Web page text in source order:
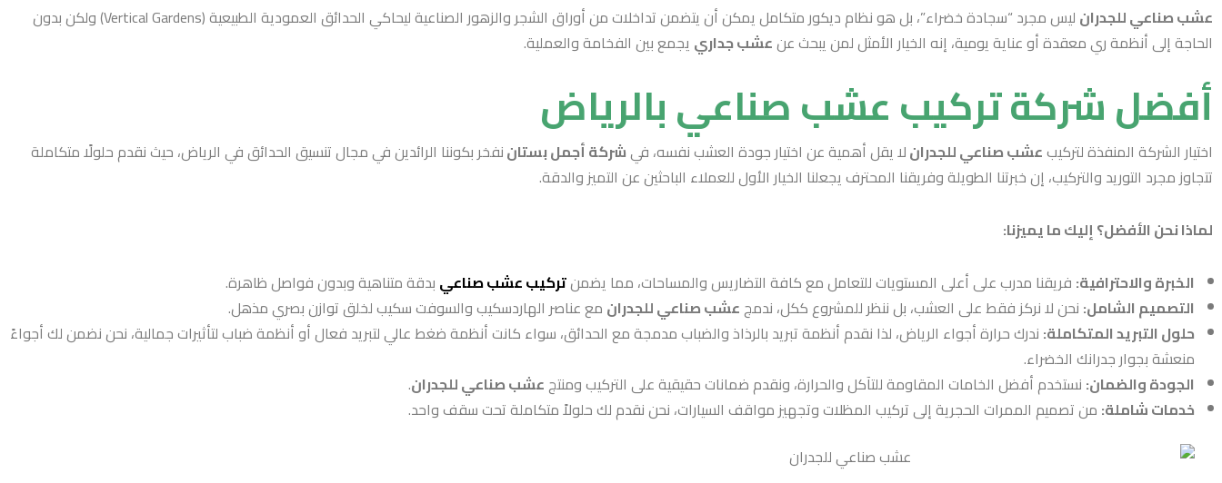
عشب صناعي للجدران
ليس مجرد “سجادة خضراء”، بل هو نظام ديكور متكامل يمكن أن يتضمن تداخلات من أوراق الشجر والزهور الصناعية ليحاكي الحدائق العمودية الطبيعية (Vertical Gardens) ولكن بدون
الحاجة إلى أنظمة ري معقدة أو عناية يومية، إنه الخيار الأمثل لمن يبحث عنعشب جداري يجمع بين الفخامة والعملية.
أفضل شركة تركيب عشب صناعي بالرياض
اختيار الشركة المنفذة لتركيبعشب صناعي للجدرانلا يقل أهمية عن اختيار جودة العشب نفسه، فيشركة أجمل بستاننفخر بكوننا الرائدين في مجال تنسيق الحدائق في الرياض، حيث نقدم حلولًا متكاملة
تتجاوز مجرد التوريد والتركيب، إن خبرتنا الطويلة وفريقنا المحترف يجعلنا الخيار الأول للعملاء الباحثين عن التميز والدقة.
لماذا نحن الأفضل؟ إليك ما يميزنا:
الخبرة والاحترافية: فريقنا مدرب على أعلى المستويات للتعامل مع كافة التضاريس والمساحات، مما يضمنتركيب عشب صناعي بدقة متناهية وبدون فواصل ظاهرة.
التصميم الشامل: نحن لا نركز فقط على العشب، بل ننظر للمشروع ككل، ندمج عشب صناعي للجدران مع عناصر الهاردسكيب والسوفت سكيب لخلق توازن بصري مذهل.
حلول التبريد المتكاملة: ندرك حرارة أجواء الرياض، لذا نقدم أنظمة تبريد بالرذاذ والضباب مدمجة مع الحدائق، سواء كانت أنظمة ضغط عالي لتبريد فعال أو أنظمة ضباب لتأثيرات جمالية، نحن نضمن لك أجواءً
منعشة بجوار جدرانك الخضراء.
الجودة والضمان: نستخدم أفضل الخامات المقاومة للتآكل والحرارة، ونقدم ضمانات حقيقية على التركيب ومنتج عشب صناعي للجدران.
خدمات شاملة: من تصميم الممرات الحجرية إلى تركيب المظلات وتجهيز مواقف السيارات، نحن نقدم لك حلولاً متكاملة تحت سقف واحد.